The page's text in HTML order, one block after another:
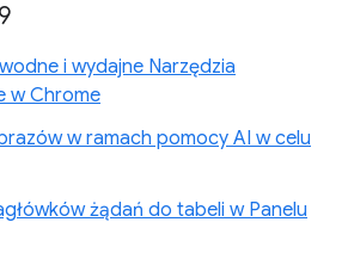
i wydajne Narzędzia
w Chrome
w ramach pomocy AI w celu
żądań do tabeli w Panelu